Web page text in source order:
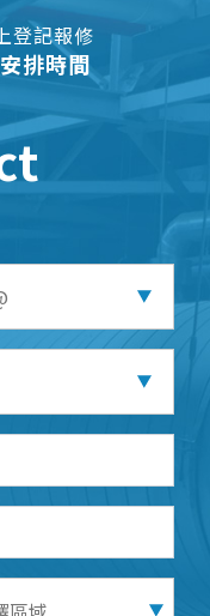
登記報修
排時間